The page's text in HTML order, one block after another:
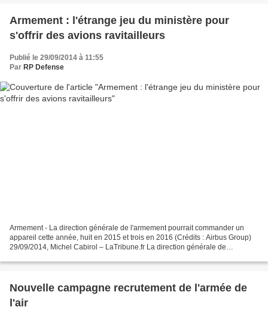
Armement : l'étrange jeu du ministère pour
s'offrir des avions ravitailleurs
Publié le 29/09/2014 à 11:55
Par RP Defense
Armement - La direction générale de l'armement pourrait commander un
appareil cette année, huit en 2015 et trois en 2016 (Crédits : Airbus Group)
29/09/2014, Michel Cabirol – LaTribune.fr La direction générale de
Nouvelle campagne recrutement de l'armée de
l'air